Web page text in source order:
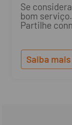
Se
bom serviço.
Partilhe
Saiba mais